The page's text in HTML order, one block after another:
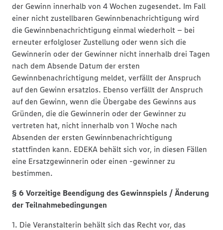
der Gewinn innerhalb von 4 Wochen zugesendet. Im Fall
einer nicht zustellbaren Gewinnbenachrichtigung wird
die Gewinnbenachrichtigung einmal wiederholt – bei
erneuter erfolgloser Zustellung oder wenn sich die
Gewinnerin oder der Gewinner nicht innerhalb drei Tagen
nach dem Absende Datum der ersten
Gewinnbenachrichtigung meldet, verfällt der Anspruch
auf den Gewinn ersatzlos. Ebenso verfällt der Anspruch
auf den Gewinn, wenn die Übergabe des Gewinns aus
Gründen, die die Gewinnerin oder der Gewinner zu
vertreten hat, nicht innerhalb von 1 Woche nach
Absenden der ersten Gewinnbenachrichtigung
stattfinden kann. EDEKA behält sich vor, in diesen Fällen
eine Ersatzgewinnerin oder einen -gewinner zu
bestimmen.
§ 6 Vorzeitige Beendigung des Gewinnspiels / Änderung
der Teilnahmebedingungen
1. Die Veranstalterin behält sich das Recht vor, das